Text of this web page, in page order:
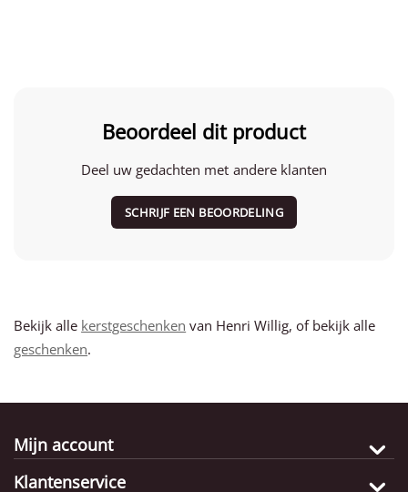
Beoordeel dit product
Deel uw gedachten met andere klanten
SCHRIJF EEN BEOORDELING
Bekijk alle kerstgeschenken van Henri Willig, of bekijk alle
geschenken.
Mijn account
Klantenservice